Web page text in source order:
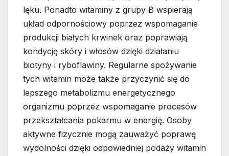
lęku. Ponadto witaminy z grupy B wspierają
układ odpornościowy poprzez wspomaganie
produkcji białych krwinek oraz poprawiają
kondycję skóry i włosów dzięki działaniu
biotyny i ryboflawiny. Regularne spożywanie
tych witamin może także przyczynić się do
lepszego metabolizmu energetycznego
organizmu poprzez wspomaganie procesów
przekształcania pokarmu w energię. Osoby
aktywne fizycznie mogą zauważyć poprawę
wydolności dzięki odpowiedniej podaży witamin